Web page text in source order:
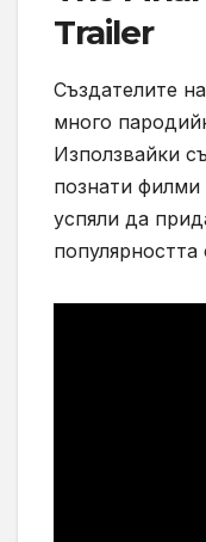
Trailer
Създателите
много
Използвайки
познати филми
успяли да
популярността